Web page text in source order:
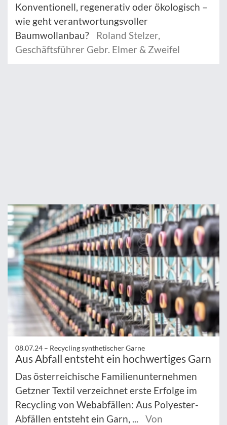
Konventionell, regenerativ oder ökologisch –
wie geht verantwortungsvoller
Baumwollanbau?
Roland Stelzer,
Geschäftsführer Gebr. Elmer & Zweifel
08.07.24 – Recycling synthetischer Garne
Aus Abfall entsteht ein hochwertiges Garn
Das österreichische Familienunternehmen
Getzner Textil verzeichnet erste Erfolge im
Recycling von Webabfällen: Aus Polyester-
Abfällen entsteht ein Garn, ...
Von